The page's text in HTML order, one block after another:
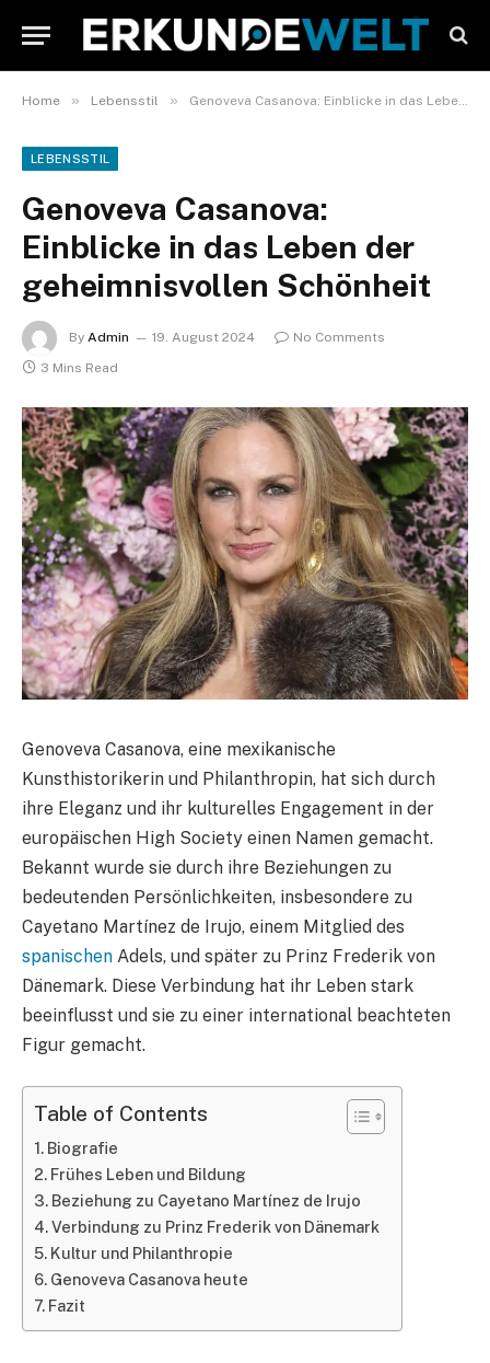
Home » Lebensstil » Genoveva Casanova: Einblicke in das Leben der geheimnisvollen Schönheit
LEBENSSTIL
Genoveva Casanova:
Einblicke in das Leben der
geheimnisvollen Schönheit
By Admin 19. August 2024
No Comments
3 Mins Read
Genoveva Casanova, eine mexikanische
Kunsthistorikerin und Philanthropin, hat sich durch
ihre Eleganz und ihr kulturelles Engagement in der
europäischen High Society einen Namen gemacht.
Bekannt wurde sie durch ihre Beziehungen zu
bedeutenden Persönlichkeiten, insbesondere zu
Cayetano Martínez de Irujo, einem Mitglied des
spanischen Adels, und später zu Prinz Frederik von
Dänemark. Diese Verbindung hat ihr Leben stark
beeinflusst und sie zu einer international beachteten
Figur gemacht.
Table of Contents
Biografie
Frühes Leben und Bildung
Beziehung zu Cayetano Martínez de Irujo
Verbindung zu Prinz Frederik von Dänemark
Kultur und Philanthropie
Genoveva Casanova heute
Fazit